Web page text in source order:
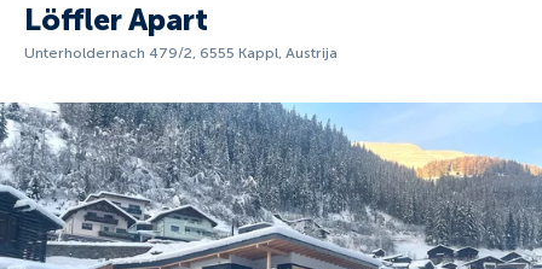
Löffler Apart
Unterholdernach 479/2, 6555 Kappl, Austrija